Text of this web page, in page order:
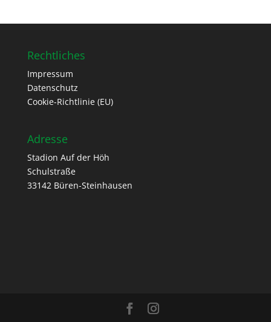
Rechtliches
Impressum
Datenschutz
Cookie-Richtlinie (EU)
Adresse
Stadion Auf der Höh
Schulstraße
33142 Büren-Steinhausen